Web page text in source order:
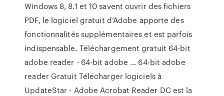
Windows 8, 8.1 et 10 savent ouvrir des fichiers
PDF, le logiciel gratuit d’Adobe apporte des
fonctionnalités supplémentaires et est parfois
indispensable. Téléchargement gratuit 64-bit
adobe reader - 64-bit adobe ... 64-bit adobe
reader Gratuit Télécharger logiciels à
UpdateStar - Adobe Acrobat Reader DC est la